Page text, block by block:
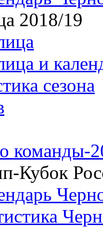
2018/19
и
сезона
команды-
Кубок